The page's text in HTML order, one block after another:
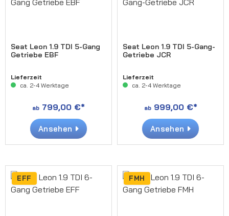
Seat Leon 1.9 TDI 5-Gang
Getriebe EBF
Lieferzeit
ca. 2-4 Werktage
ab 799,00 €*
Ansehen
Seat Leon 1.9 TDI 5-Gang-
Getriebe JCR
Lieferzeit
ca. 2-4 Werktage
ab999,00 €*
Ansehen
EFF FMH